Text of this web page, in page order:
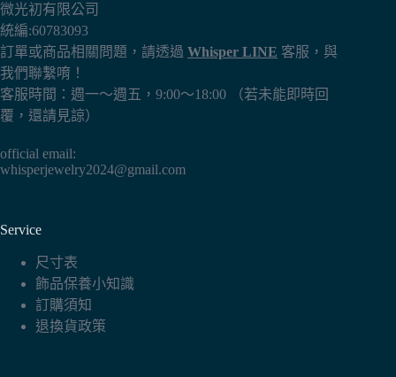
面
擇
微光初有限公司
統編:60783093
訂單或商品相關問題，請透過 Whisper LINE 客服，與
我們聯繫唷！
客服時間：週一～週五，9:00～18:00 （若未能即時回
覆，還請見諒）
official email:
whisperjewelry2024@gmail.com
Service
尺寸表
飾品保養小知識
訂購須知
退換貨政策